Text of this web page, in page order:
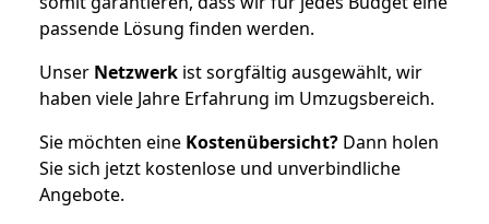
passende Lösung finden werden.
Unser Netzwerk ist sorgfältig ausgewählt, wir
haben viele Jahre Erfahrung im Umzugsbereich.
Sie möchten eine Kostenübersicht? Dann holen
Sie sich jetzt kostenlose und unverbindliche
Angebote.